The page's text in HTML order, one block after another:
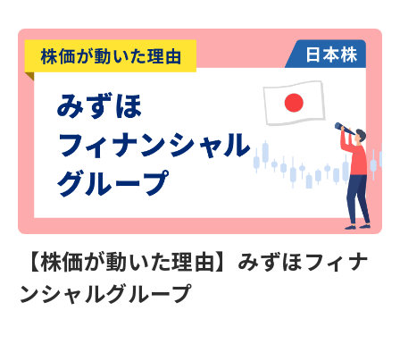
【株価が動いた理由】みずほフィナ
ンシャルグループ